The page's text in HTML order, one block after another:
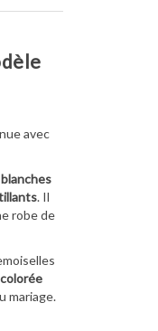
avec
. Il
robe de
mariage.